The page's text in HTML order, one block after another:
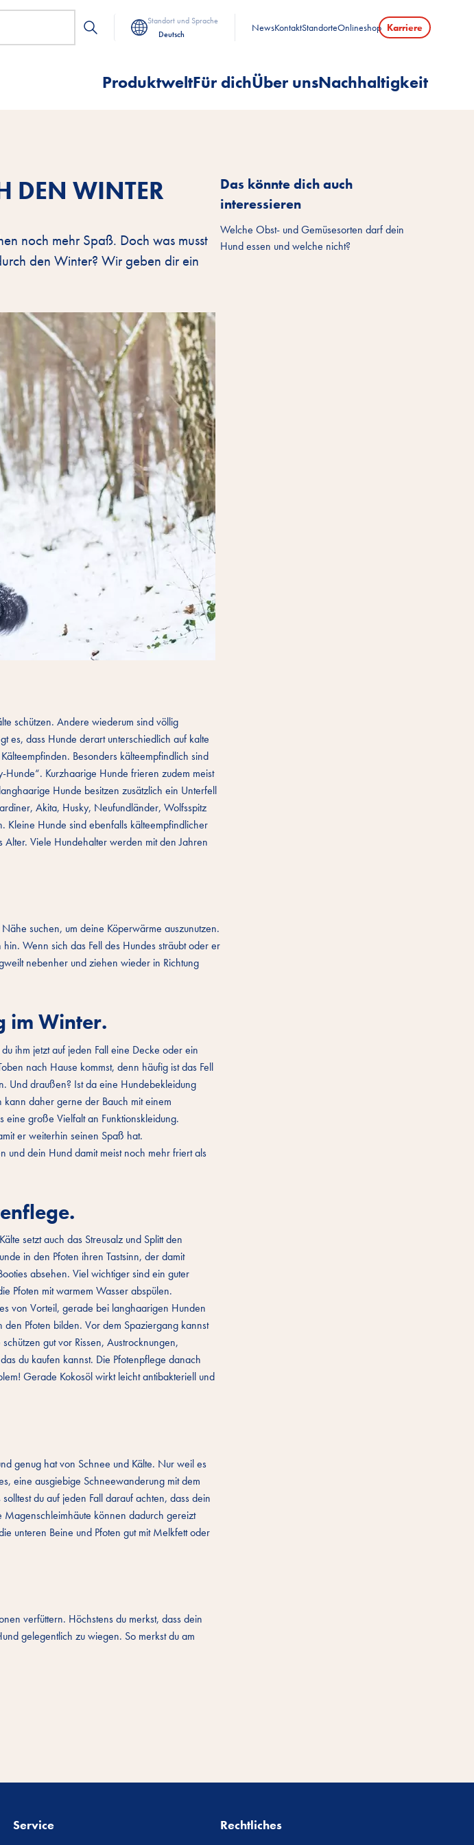
Standort und Sprache
Deutsch
NewsKontaktStandorteOnlineshop Karriere
ProduktweltFür dichÜber unsNachhaltigkeit
DEN WINTER
noch mehr Spaß. Doch was musst
den Winter? Wir geben dir ein
schützen. Andere wiederum sind völlig
es, dass Hunde derart unterschiedlich auf kalte
Besonders kälteempfindlich sind
Kurzhaarige Hunde frieren zudem meist
Hunde besitzen zusätzlich ein Unterfell
Akita, Husky, Neufundländer, Wolfsspitz
Kleine Hunde sind ebenfalls kälteempfindlicher
Viele Hundehalter werden mit den Jahren
suchen, um deine Köperwärme auszunutzen.
Wenn sich das Fell des Hundes sträubt oder er
nebenher und ziehen wieder in Richtung
im Winter.
ihm jetzt auf jeden Fall eine Decke oder ein
nach Hause kommst, denn häufig ist das Fell
Und draußen? Ist da eine Hundebekleidung
daher gerne der Bauch mit einem
große Vielfalt an Funktionskleidung.
er weiterhin seinen Spaß hat.
und dein Hund damit meist noch mehr friert als
setzt auch das Streusalz und Splitt den
in den Pfoten ihren Tastsinn, der damit
absehen. Viel wichtiger sind ein guter
Pfoten mit warmem Wasser abspülen.
von Vorteil, gerade bei langhaarigen Hunden
Pfoten bilden. Vor dem Spaziergang kannst
gut vor Rissen, Austrocknungen,
du kaufen kannst. Die Pfotenpflege danach
Gerade Kokosöl wirkt leicht antibakteriell und
genug hat von Schnee und Kälte. Nur weil es
eine ausgiebige Schneewanderung mit dem
du auf jeden Fall darauf achten, dass dein
Magenschleimhäute können dadurch gereizt
unteren Beine und Pfoten gut mit Melkfett oder
verfüttern. Höchstens du merkst, dass dein
gelegentlich zu wiegen. So merkst du am
Das könnte dich auch
interessieren
Welche Obst- und Gemüsesorten darf dein
Hund essen und welche nicht?
Service Rechtliches